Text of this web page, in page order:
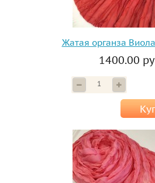
Жатая органза
1400.00